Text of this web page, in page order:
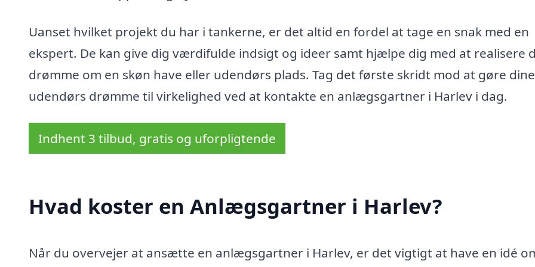
Uanset hvilket projekt du har i tankerne, er det altid en fordel at tage en snak med en
ekspert. De kan give dig værdifulde indsigt og ideer samt hjælpe dig med at realisere
drømme om en skøn have eller udendørs plads. Tag det første skridt mod at gøre dine
udendørs drømme til virkelighed ved at kontakte en anlægsgartner i Harlev i dag.
Indhent 3 tilbud, gratis og uforpligtende
Hvad koster en Anlægsgartner i Harlev?
Når du overvejer at ansætte en anlægsgartner i Harlev, er det vigtigt at have en idé